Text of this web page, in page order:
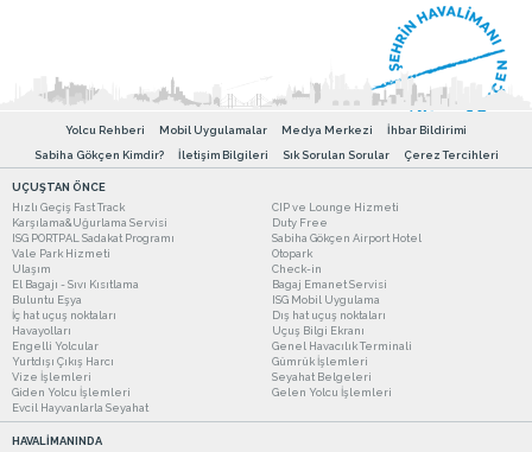
Yolcu Rehberi Mobil Uygulamalar Medya Merkezi
İhbar Bildirimi
Sabiha Gökçen Kimdir?
İletişim Bilgileri Sık Sorulan Sorular Çerez Tercihleri
UÇUŞTAN ÖNCE
Hızlı Geçiş Fast Track
CIP ve Lounge Hizmeti
Karşılama&Uğurlama Servisi
Duty Free
ISG PORTPAL Sadakat Programı
Sabiha Gökçen Airport Hotel
Vale Park Hizmeti
Otopark
Ulaşım
Check-in
El Bagajı - Sıvı Kısıtlama
Bagaj Emanet Servisi
Buluntu Eşya
ISG Mobil Uygulama
İç hat uçuş noktaları
Dış hat uçuş noktaları
Havayolları
Uçuş Bilgi Ekranı
Engelli Yolcular
Genel Havacılık Terminali
Yurtdışı Çıkış Harcı
Gümrük İşlemleri
Vize İşlemleri
Seyahat Belgeleri
Giden Yolcu İşlemleri
Gelen Yolcu İşlemleri
Evcil Hayvanlarla Seyahat
HAVALİMANINDA